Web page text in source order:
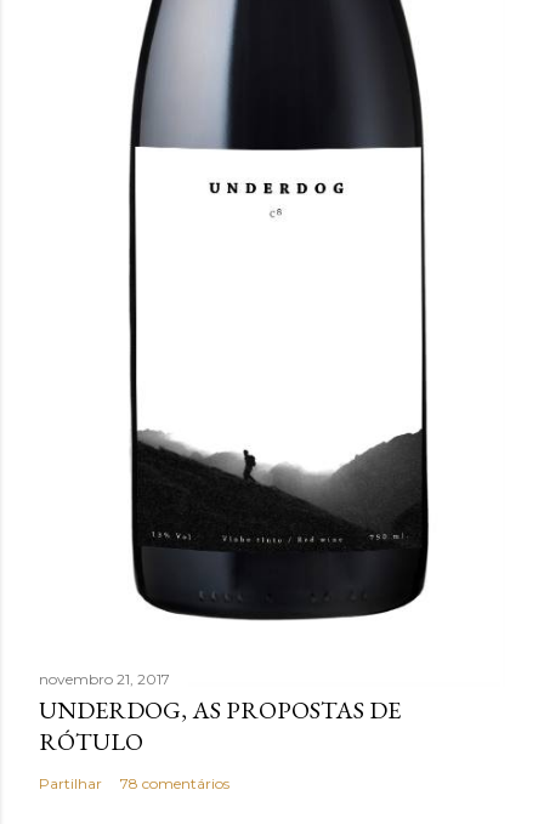
novembro 21, 2017
UNDERDOG, AS PROPOSTAS DE
RÓTULO
Partilhar 78 comentários